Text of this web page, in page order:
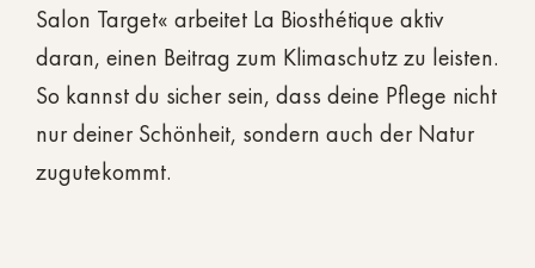
Salon Target« arbeitet La Biosthétique aktiv
daran, einen Beitrag zum Klimaschutz zu leisten.
So kannst du sicher sein, dass deine Pflege nicht
nur deiner Schönheit, sondern auch der Natur
zugutekommt.